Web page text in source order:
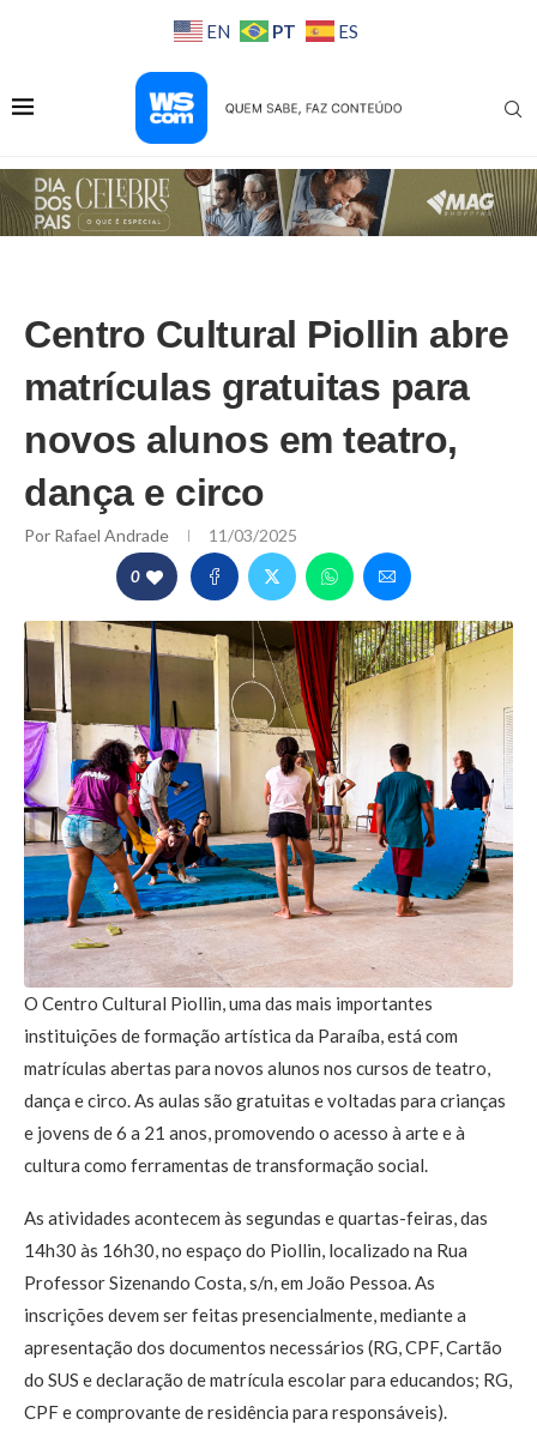
EN PT ES
Centro Cultural Piollin abre
matrículas gratuitas para
novos alunos em teatro,
dança e circo
Por Rafael Andrade 11/03/2025
0
O Centro Cultural Piollin, uma das mais importantes
instituições de formação artística da Paraíba, está com
matrículas abertas para novos alunos nos cursos de teatro,
dança e circo. As aulas são gratuitas e voltadas para crianças
e jovens de 6 a 21 anos, promovendo o acesso à arte e à
cultura como ferramentas de transformação social.
As atividades acontecem às segundas e quartas-feiras, das
14h30 às 16h30, no espaço do Piollin, localizado na Rua
Professor Sizenando Costa, s/n, em João Pessoa. As
inscrições devem ser feitas presencialmente, mediante a
apresentação dos documentos necessários (RG, CPF, Cartão
do SUS e declaração de matrícula escolar para educandos; RG,
CPF e comprovante de residência para responsáveis).